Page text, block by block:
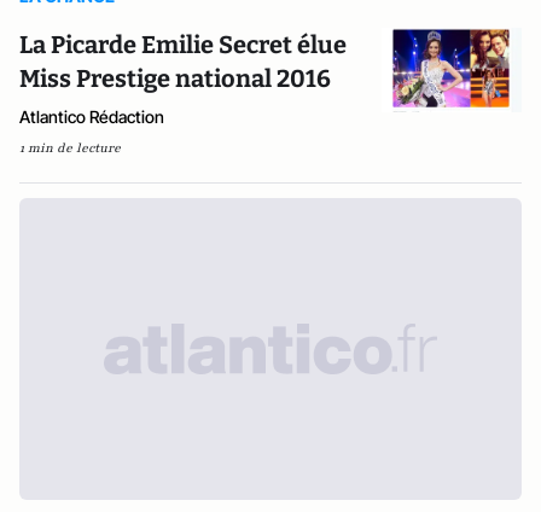
La Picarde Emilie Secret élue
Miss Prestige national 2016
Atlantico Rédaction
1 min de lecture